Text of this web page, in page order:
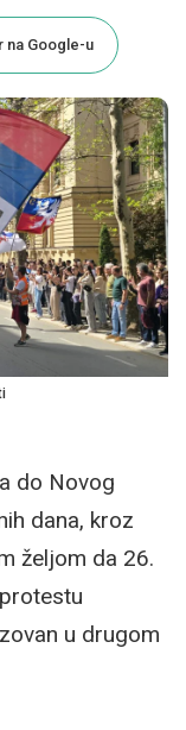
na Google-u
do Novog
dana, kroz
željom da 26.
u drugom